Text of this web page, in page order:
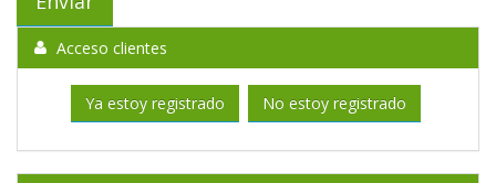
Acceso clientes
Ya estoy registrado No estoy registrado